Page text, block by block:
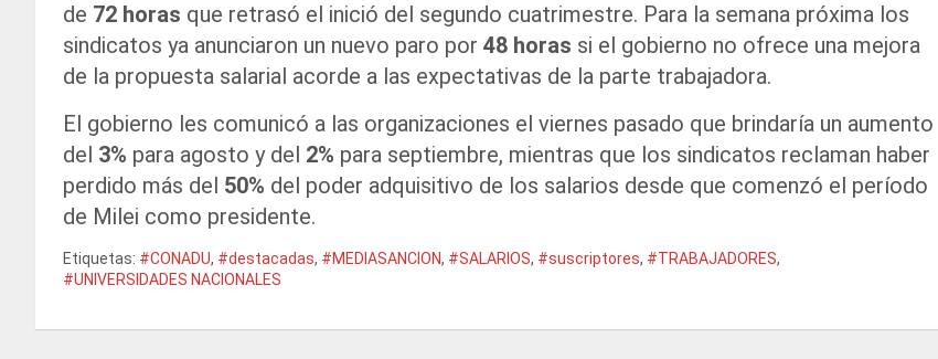
de 72 horas que retrasó el inició del segundo cuatrimestre. Para la semana próxima los
sindicatos ya anunciaron un nuevo paro por 48 horas si el gobierno no ofrece una mejora
de la propuesta salarial acorde a las expectativas de la parte trabajadora.
El gobierno les comunicó a las organizaciones el viernes pasado que brindaría un aumento
del 3% para agosto y del 2% para septiembre, mientras que los sindicatos reclaman haber
perdido más del 50% del poder adquisitivo de los salarios desde que comenzó el período
de Milei como presidente.
Etiquetas: #CONADU, #destacadas, #MEDIASANCION, #SALARIOS, #suscriptores, #TRABAJADORES,
#UNIVERSIDADES NACIONALES